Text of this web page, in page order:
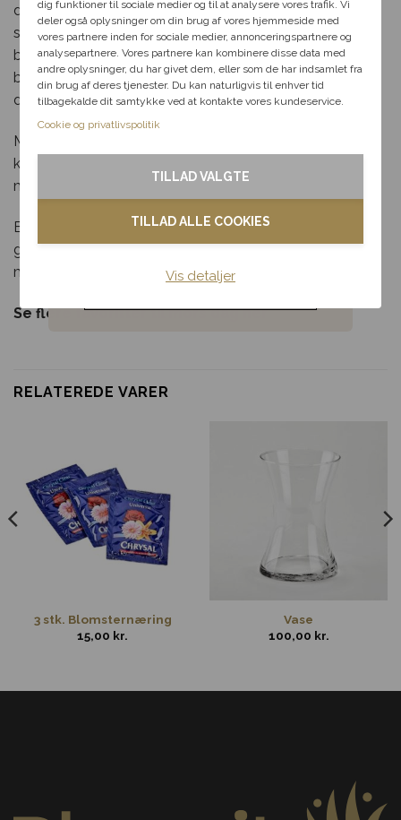
dig funktioner til sociale medier og til at analysere vores trafik. Vi
deler også oplysninger om din brug af vores hjemmeside med
vores partnere inden for sociale medier, annonceringspartnere og
analysepartnere. Vores partnere kan kombinere disse data med
andre oplysninger, du har givet dem, eller som de har indsamlet fra
din brug af deres tjenester. Du kan naturligvis til enhver tid
tilbagekalde dit samtykke ved at kontakte vores kundeservice.
Cookie og privatlivspolitik
TILLAD ALLE COOKIES
TILLAD VALGTE
Vis detaljer
du altid sender en personlig gave, der er frisk, aktuel og
sammensat med omtanke. Samtidig støtter du lokalt
blomsterhåndværk, da leveringen varetages af en lokal
blomsterbutik, som lægger stolthed i hver eneste
detalje.
Mors dag handler om at vise taknemmelighed og
kærlighed – og med denne gavekasse gør du det på en
måde, der både kan ses, mærkes og smages.
Bestil din mors dag gavekassemed buket i dag og
glæd din mor med en sanselig og kærlig overraskelse –
med hurtig levering ved bestilling inden deadline.
Se flere favoritter til mors dag her
RELATEREDE VARER
3 stk. Blomsternæring
15,00 kr.
Vase
100,00 kr.
dig videre med at finde den
perfekte rabat til dit svar.
Fødselsdag
Kondolence
Blomster til hjemmet